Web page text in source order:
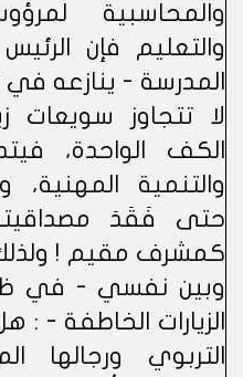
والمحاسبية
والتعليم فإن
المدرسة - ينازعه في
لا تتجاوز سويعات
الكف الواحدة،
والتنمية المهنية،
حتى فَقَدَ
كمشرف مقيم ! ولذلك
وبين نفسي - في
الزيارات الخاطفة - :
التربوي ورجالها